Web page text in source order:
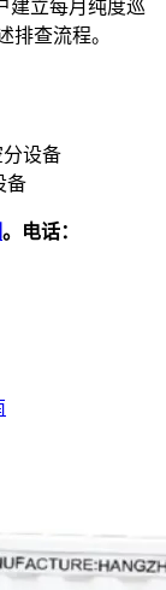
建立每月纯度巡
排查流程。
设备
备
。电话：